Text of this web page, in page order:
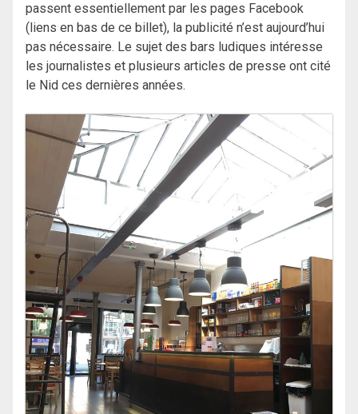
passent essentiellement par les pages Facebook
(liens en bas de ce billet), la publicité n’est aujourd’hui
pas nécessaire. Le sujet des bars ludiques intéresse
les journalistes et plusieurs articles de presse ont cité
le Nid ces dernières années.